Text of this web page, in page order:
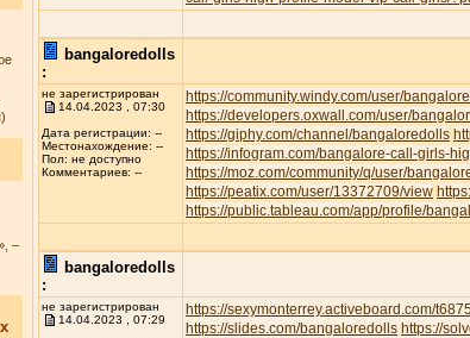
–
bangaloredolls
:
не зарегистрирован
14.04.2023 , 07:30
Дата регистрации: --
Местонахождение: --
Пол: не доступно
Комментариев: --
https://community.windy.com/user/
https://developers.oxwall.com/user/
https://giphy.com/channel/bangaloredolls
https://infogram.com/bangalore-call-girls-
https://moz.com/community/q/user/
https://peatix.com/user/13372709/view
https://public.tableau.com/app/profile/
bangaloredolls
:
не зарегистрирован
14.04.2023 , 07:29
https://sexymonterrey.activeboard.com/
https://slides.com/bangaloredolls https://